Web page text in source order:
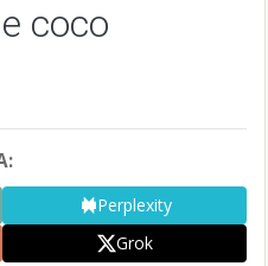
coco
Perplexity
Grok